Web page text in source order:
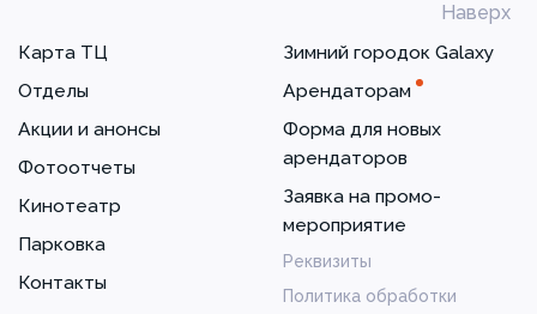
Наверх
Карта ТЦ
Отделы
Акции и анонсы
Фотоотчеты
Кинотеатр
Парковка
Контакты
Зимний городок Galaxy
Арендаторам
Форма для новых
арендаторов
Заявка на промо-
мероприятие
Реквизиты
Политика обработки